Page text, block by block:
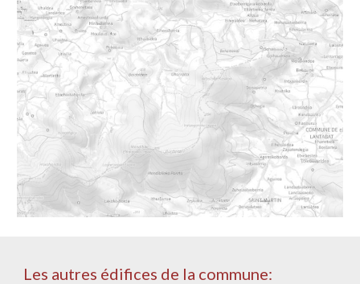
Les autres édifices de la commune: